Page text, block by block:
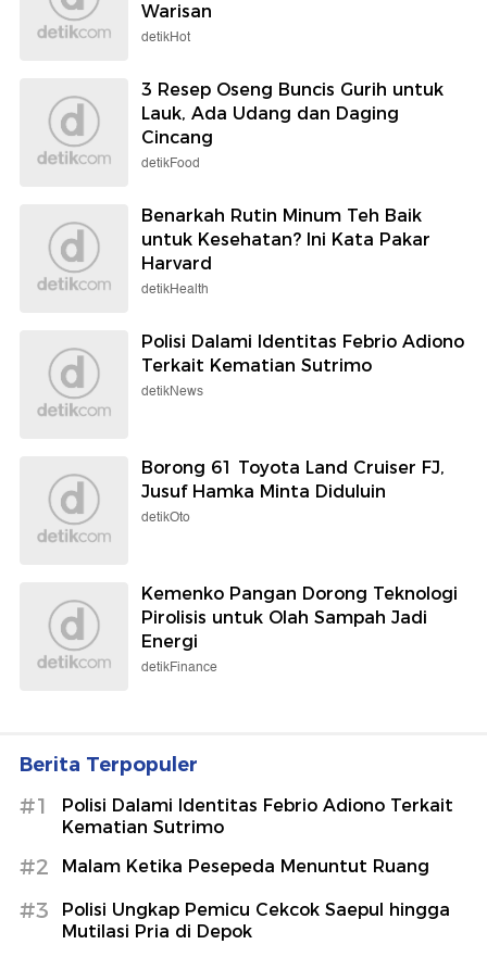
Warisan
detikHot
3 Resep Oseng Buncis Gurih untuk
Lauk, Ada Udang dan Daging
Cincang
detikFood
Benarkah Rutin Minum Teh Baik
untuk Kesehatan? Ini Kata Pakar
Harvard
detikHealth
Polisi Dalami Identitas Febrio Adiono
Terkait Kematian Sutrimo
detikNews
Borong 61 Toyota Land Cruiser FJ,
Jusuf Hamka Minta Diduluin
detikOto
Kemenko Pangan Dorong Teknologi
Pirolisis untuk Olah Sampah Jadi
Energi
detikFinance
Berita Terpopuler
#1
Polisi Dalami Identitas Febrio Adiono Terkait
Kematian Sutrimo
#2 Malam Ketika Pesepeda Menuntut Ruang
#3
Polisi Ungkap Pemicu Cekcok Saepul hingga
Mutilasi Pria di Depok